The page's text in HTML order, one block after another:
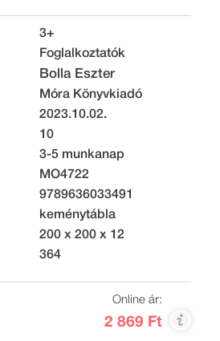
3+
Foglalkoztatók
Bolla Eszter
Móra Könyvkiadó
2023.10.02.
10
3-5 munkanap
MO4722
9789636033491
keménytábla
200 x 200 x 12
364
Online ár:
2 869 Ft